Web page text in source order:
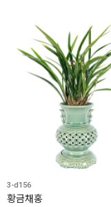
3-d156
황금채홍